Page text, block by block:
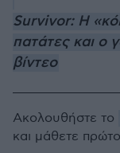
Survivor: Η
πατάτες και ο
βίντεο
Ακολουθήστε το
και μάθετε